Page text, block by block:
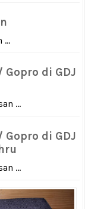
...
di GDJ
...
di GDJ
...